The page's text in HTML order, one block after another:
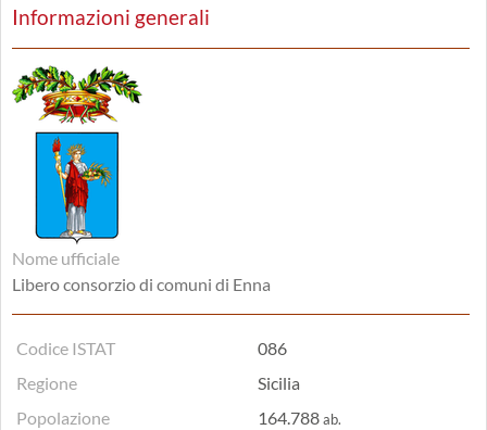
Informazioni generali
Nome ufficiale
Libero consorzio di comuni di Enna
Codice ISTAT
086
Regione
Sicilia
Popolazione
164.788ab.